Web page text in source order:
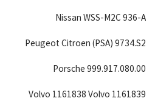
Nissan WSS-M2C 936-A
Peugeot Citroen (PSA) 9734.S2
Porsche 999.917.080.00
Volvo 1161838 Volvo 1161839